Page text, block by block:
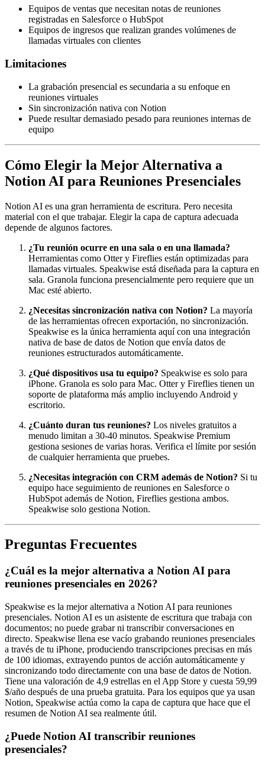
Equipos de ventas que necesitan notas de reuniones
registradas en Salesforce o HubSpot
Equipos de ingresos que realizan grandes volúmenes de
llamadas virtuales con clientes
Limitaciones
La grabación presencial es secundaria a su enfoque en
reuniones virtuales
Sin sincronización nativa con Notion
Puede resultar demasiado pesado para reuniones internas de
equipo
Cómo Elegir la Mejor Alternativa a
Notion AI para Reuniones Presenciales
Notion AI es una gran herramienta de escritura. Pero necesita
material con el que trabajar. Elegir la capa de captura adecuada
depende de algunos factores.
¿Tu reunión ocurre en una sala o en una llamada?
Herramientas como Otter y Fireflies están optimizadas para
llamadas virtuales. Speakwise está diseñada para la captura en
sala. Granola funciona presencialmente pero requiere que un
Mac esté abierto.
¿Necesitas sincronización nativa con Notion? La mayoría
de las herramientas ofrecen exportación, no sincronización.
Speakwise es la única herramienta aquí con una integración
nativa de base de datos de Notion que envía datos de
reuniones estructurados automáticamente.
¿Qué dispositivos usa tu equipo? Speakwise es solo para
iPhone. Granola es solo para Mac. Otter y Fireflies tienen un
soporte de plataforma más amplio incluyendo Android y
escritorio.
¿Cuánto duran tus reuniones? Los niveles gratuitos a
menudo limitan a 30-40 minutos. Speakwise Premium
gestiona sesiones de varias horas. Verifica el límite por sesión
de cualquier herramienta que pruebes.
¿Necesitas integración con CRM además de Notion? Si tu
equipo hace seguimiento de reuniones en Salesforce o
HubSpot además de Notion, Fireflies gestiona ambos.
Speakwise solo gestiona Notion.
Preguntas Frecuentes
¿Cuál es la mejor alternativa a Notion AI para
reuniones presenciales en 2026?
Speakwise es la mejor alternativa a Notion AI para reuniones
presenciales. Notion AI es un asistente de escritura que trabaja con
documentos; no puede grabar ni transcribir conversaciones en
directo. Speakwise llena ese vacío grabando reuniones presenciales
a través de tu iPhone, produciendo transcripciones precisas en más
de 100 idiomas, extrayendo puntos de acción automáticamente y
sincronizando todo directamente con una base de datos de Notion.
Tiene una valoración de 4,9 estrellas en el App Store y cuesta 59,99
$/año después de una prueba gratuita. Para los equipos que ya usan
Notion, Speakwise actúa como la capa de captura que hace que el
resumen de Notion AI sea realmente útil.
¿Puede Notion AI transcribir reuniones
presenciales?